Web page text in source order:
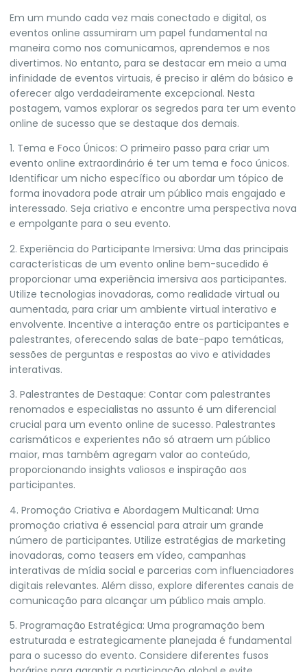
Em um mundo cada vez mais conectado e digital, os
eventos online assumiram um papel fundamental na
maneira como nos comunicamos, aprendemos e nos
divertimos. No entanto, para se destacar em meio a uma
infinidade de eventos virtuais, é preciso ir além do básico e
oferecer algo verdadeiramente excepcional. Nesta
postagem, vamos explorar os segredos para ter um evento
online de sucesso que se destaque dos demais.
1. Tema e Foco Únicos: O primeiro passo para criar um
evento online extraordinário é ter um tema e foco únicos.
Identificar um nicho específico ou abordar um tópico de
forma inovadora pode atrair um público mais engajado e
interessado. Seja criativo e encontre uma perspectiva nova
e empolgante para o seu evento.
2. Experiência do Participante Imersiva: Uma das principais
características de um evento online bem-sucedido é
proporcionar uma experiência imersiva aos participantes.
Utilize tecnologias inovadoras, como realidade virtual ou
aumentada, para criar um ambiente virtual interativo e
envolvente. Incentive a interação entre os participantes e
palestrantes, oferecendo salas de bate-papo temáticas,
sessões de perguntas e respostas ao vivo e atividades
interativas.
3. Palestrantes de Destaque: Contar com palestrantes
renomados e especialistas no assunto é um diferencial
crucial para um evento online de sucesso. Palestrantes
carismáticos e experientes não só atraem um público
maior, mas também agregam valor ao conteúdo,
proporcionando insights valiosos e inspiração aos
participantes.
4. Promoção Criativa e Abordagem Multicanal: Uma
promoção criativa é essencial para atrair um grande
número de participantes. Utilize estratégias de marketing
inovadoras, como teasers em vídeo, campanhas
interativas de mídia social e parcerias com influenciadores
digitais relevantes. Além disso, explore diferentes canais de
comunicação para alcançar um público mais amplo.
5. Programação Estratégica: Uma programação bem
estruturada e estrategicamente planejada é fundamental
para o sucesso do evento. Considere diferentes fusos